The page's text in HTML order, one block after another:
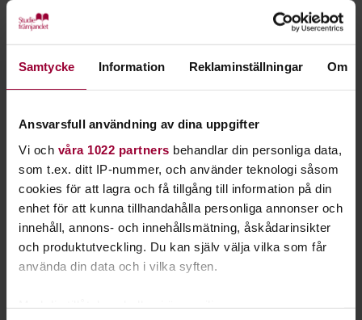
Samtycke Information Reklaminställningar Om
Ansvarsfull användning av dina uppgifter
Vi och våra 1022 partners behandlar din personliga data,
som t.ex. ditt IP-nummer, och använder teknologi såsom
cookies för att lagra och få tillgång till information på din
enhet för att kunna tillhandahålla personliga annonser och
innehåll, annons- och innehållsmätning, åskådarinsikter
och produktutveckling. Du kan själv välja vilka som får
använda din data och i vilka syften.
musiker – bland annat som ledare i Sweden Rock-kollo.
Kollot arrangeras årligen av Studiefrämjandet och Sweden
Rock med syftet att peppa unga tjejer och transpersoner att
spela rockmusik. Deltagarna kommer från hela landet till
Hällevikslägret i Sölvesborg för att andas och leva hårdrock i
– Det är den roligaste veckan på hela året och ett otroligt
viktigt initiativ. Vilka möten vi skapar! På den avslutande
kvällsrundan när alla deltagare får berätta om sin vecka är
det svårt att hålla tillbaka tårarna. Det känns fantastiskt att
vara en del av deras utveckling. De inspirerar oss ledare lika
mycket som vi inspirerar dem.
Flera av Moas bandkollegor i Browsing Collection är ledare
kollots framgångsfaktorer.